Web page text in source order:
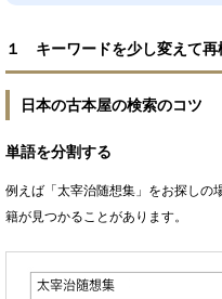
１ キーワードを少し変えて再
日本の古本屋の検索のコツ
単語を分割する
例えば「太宰治随想集」をお探しの
籍が見つかることがあります。